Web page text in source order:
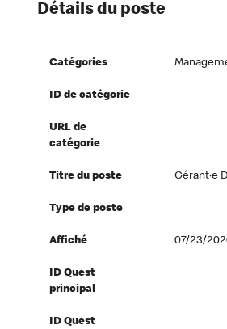
Détails du poste
Catégories
ID de catégorie
URL de
catégorie
Titre du poste Gérant·e
Type de poste
Affiché 07/23/
ID Quest
principal
ID Quest